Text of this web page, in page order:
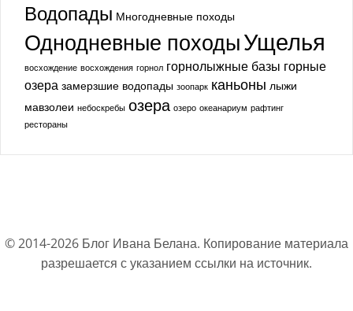
Водопады Многодневные походы
Однодневные походыУщелья
восхождение восхождения горнол горнолыжные базы горные
озера замерзшие водопады зоопарк каньоны лыжи
мавзолеи небоскребы озера озеро океанариум рафтинг
рестораны
© 2014-2026 Блог Ивана Белана. Копирование материала
разрешается с указанием ссылки на источник.